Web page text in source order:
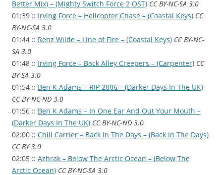
Better Mix) – (Mighty Switch Force 2 OST) CC BY-NC-SA 3.0
01:39 :: Irving Force – Helicopter Chase – (Coastal Keys) CC
BY-NC-SA 3.0
01:44 :: Renz Wilde – Line of Fire – (Coastal Keys) CC BY-NC-
SA 3.0
01:48 :: Irving Force – Back Alley Creepers – (Carpenter) CC
BY-SA 3.0
01:54 :: Ben K Adams – RIP 2006 – (Darker Days In The UK)
CC BY-NC-ND 3.0
01:56 :: Ben K Adams – In One Ear And Out Your Mouth –
(Darker Days In The UK) CC BY-NC-ND 3.0
02:00 :: Chill Carrier – Back In The Days – (Back In The Days)
CC BY 3.0
02:05 :: Azhrak – Below The Arctic Ocean – (Below The
Arctic Ocean) CC BY-NC-SA 3.0